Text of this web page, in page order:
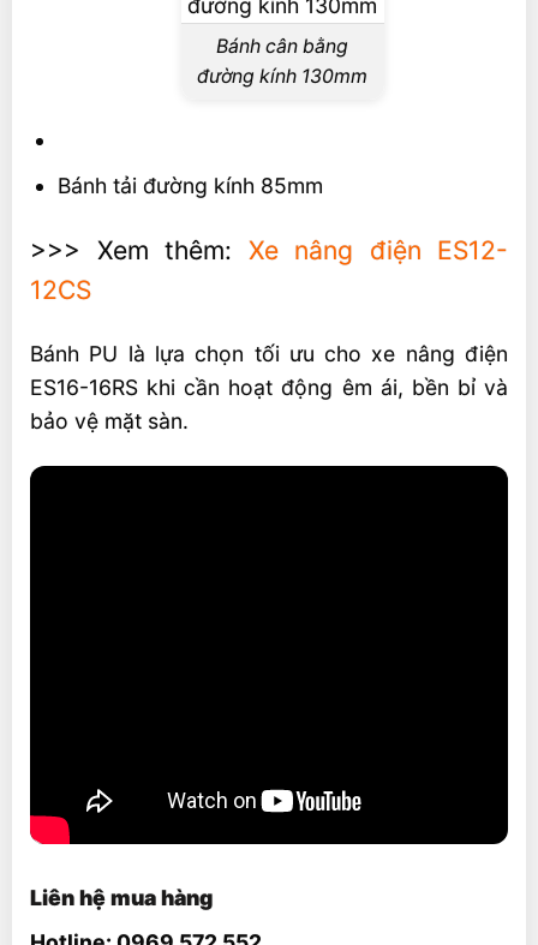
Bánh cân bằng
đường kính 130mm
Bánh tải đường kính 85mm
>>> Xem thêm: Xe nâng điện ES12-
12CS
Bánh PU là lựa chọn tối ưu cho xe nâng điện
ES16-16RS khi cần hoạt động êm ái, bền bỉ và
bảo vệ mặt sàn.
Liên hệ mua hàng